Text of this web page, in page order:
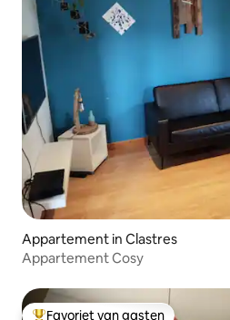
Appartement in Clastres
Appartement Cosy
Favoriet van gasten